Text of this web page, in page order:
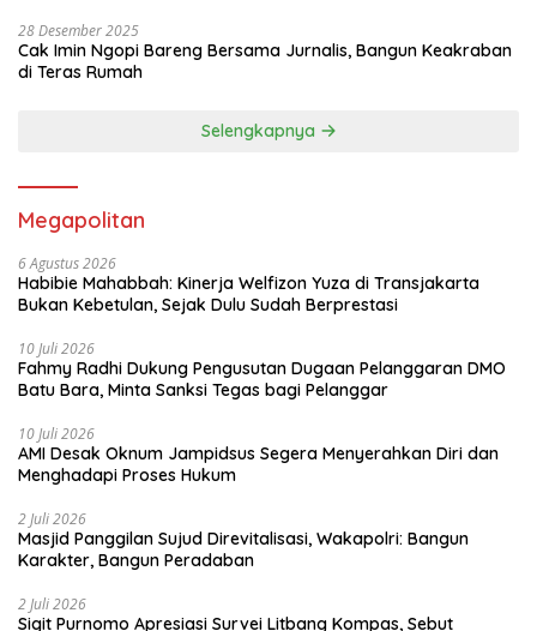
28 Desember 2025
Cak Imin Ngopi Bareng Bersama Jurnalis, Bangun Keakraban
di Teras Rumah
Selengkapnya
Megapolitan
6 Agustus 2026
Habibie Mahabbah: Kinerja Welfizon Yuza di Transjakarta
Bukan Kebetulan, Sejak Dulu Sudah Berprestasi
10 Juli 2026
Fahmy Radhi Dukung Pengusutan Dugaan Pelanggaran DMO
Batu Bara, Minta Sanksi Tegas bagi Pelanggar
10 Juli 2026
AMI Desak Oknum Jampidsus Segera Menyerahkan Diri dan
Menghadapi Proses Hukum
2 Juli 2026
Masjid Panggilan Sujud Direvitalisasi, Wakapolri: Bangun
Karakter, Bangun Peradaban
2 Juli 2026
Sigit Purnomo Apresiasi Survei Litbang Kompas, Sebut